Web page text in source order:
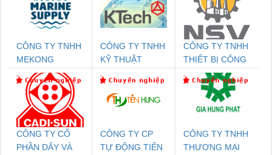
CÔNG TY TNHH
MEKONG
MARINE SUPPLY
CÔNG TY TNHH
KỸ THUẬT
NAM
CÔNG TY TNHH
THIẾT BỊ CÔNG
NGHIỆP NIHON
SETSUBI VIỆT
CÔNG TY CỔ
PHẦN DÂY VÀ
CÔNG TY CP
TỰ ĐỘNG TIẾN
CÔNG TY TNHH
THƯƠNG MẠI